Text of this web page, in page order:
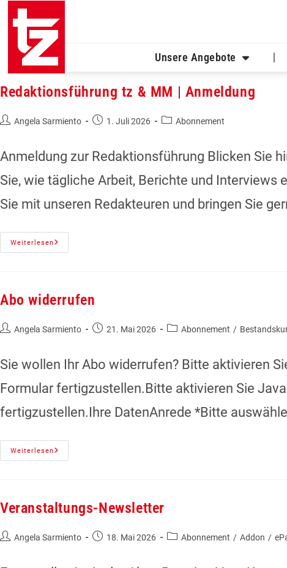
Unsere Angebote
Redaktionsführung tz & MM | Anmeldung
Angela Sarmiento 1. Juli 2026 Abonnement
Anmeldung zur Redaktionsführung Blicken Sie
Sie, wie tägliche Arbeit, Berichte und
Sie mit unseren Redakteuren und bringen Sie
Weiterlesen
Abo widerrufen
Angela Sarmiento 21. Mai 2026 Abonnement /
Sie wollen Ihr Abo widerrufen? Bitte aktivieren
Formular fertigzustellen.Bitte aktivieren Sie
fertigzustellen.Ihre DatenAnrede *Bitte
Weiterlesen
Veranstaltungs-Newsletter
Angela Sarmiento 18. Mai 2026 Abonnement / Addon /